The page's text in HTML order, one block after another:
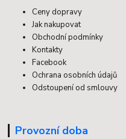
Ceny dopravy
Jak nakupovat
Obchodní podmínky
Kontakty
Facebook
Ochrana osobních údajů
Odstoupení od smlouvy
Provozní doba